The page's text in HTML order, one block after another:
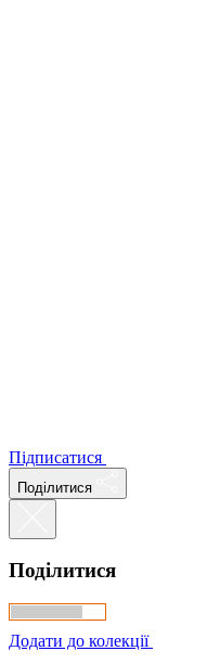
Підписатися
Поділитися
Поділитися
Додати до колекції